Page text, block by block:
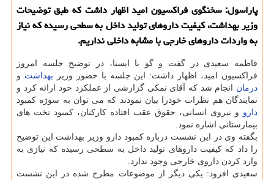
پاراسول: سخنگوی فراكسیون امید اظهار داشت كه طبق توضیحات
وزیر بهداشت، كیفیت داروهای تولید داخل به سطحی رسیده كه نیاز
به واردات داروهای خارجی با مشابه داخلی نداریم.
فاطمه سعیدی در گفت و گو با ایسنا، در توضیح جلسه امروز
فراكسیون امید، اظهار داشت: این جلسه با حضور وزیر بهداشت و
درمان انجام شد كه آقای نمكی گزارشی از عملكرد خود ارائه كرد و
نمایندگان هم نظرات خودرا بیان نمودند كه می توان به سوژه كمبود
دارو و نیروی انسانی، حقوق عقب افتاده كاركنان، كمبود تخت های
بیمارستانی اشاره نمود.
بگفته وی در این نشست درباره كمبود دارو وزیر بهداشت این توضیح
را داد كه كیفیت داروهای تولید داخل به سطحی رسیده كه نیازی به
وارد كردن داروی خارجی وجود ندارد.
سعیدی افزود: یكی دیگر از موضوعات مطرح شده در این نشست